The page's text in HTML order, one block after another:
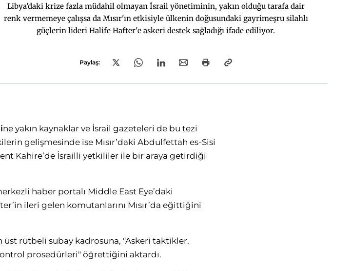
Libya’daki krize fazla müdahil olmayan İsrail yönetiminin, yakın olduğu tarafa dair
renk vermemeye çalışsa da Mısır'ın etkisiyle ülkenin doğusundaki gayrimeşru silahlı
güçlerin lideri Halife Hafter'e askeri destek sağladığı ifade ediliyor.
Paylaş:
ne yakın kaynaklar ve İsrail gazeteleri de bu tezi
gelişmesinde ise Mısır’daki Abdulfettah es-Sisi
Kahire’de İsrailli yetkililer ile bir araya getirdiği
haber portalı Middle East Eye’daki
ileri gelen komutanlarını Mısır’da eğittiğini
üst rütbeli subay kadrosuna, "Askeri taktikler,
prosedürleri" öğrettiğini aktardı.